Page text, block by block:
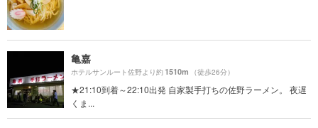
亀嘉
ホテルサンルート佐野より約1510m （徒歩26分）
★21:10到着～22:10出発 自家製手打ちの佐野ラーメン。 夜遅
くま...